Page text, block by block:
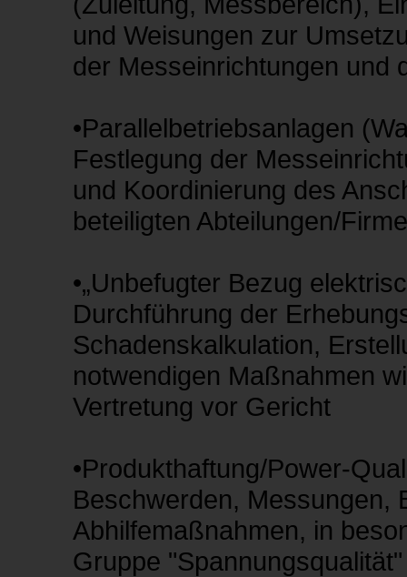
und Weisungen zur
der Messeinrichtungen und
•Parallelbetriebsanlagen
Festlegung der
und Koordinierung des
beteiligten Abteilungen/
•„Unbefugter Bezug
Durchführung der
Schadenskalkulation,
notwendigen Maßnahmen
Vertretung vor Gericht
•Produkthaftung/Power-
Beschwerden, Messungen,
Abhilfemaßnahmen, in
Gruppe "Spannungsqualität"